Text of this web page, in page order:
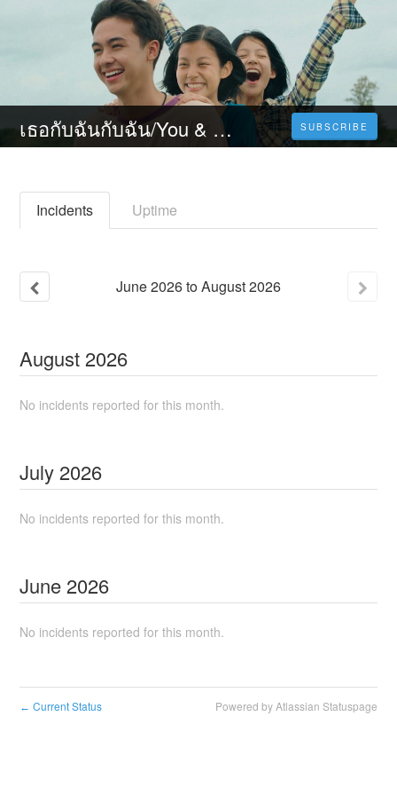
เธอกับฉันกับฉัน/You & Me & Me เต็มเรื่อง (2023) ดูหนังออนไลน์ ซับไทย FULL'HD SUBSCRIBE
Incidents Uptime
June2026toAugust2026
August 2026
No incidents reported for this month.
July 2026
No incidents reported for this month.
June 2026
No incidents reported for this month.
← Current Status Powered by Atlassian Statuspage